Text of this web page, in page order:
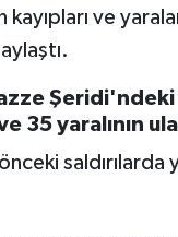
kayıpları ve
Şeridi'ndeki
35 yaralının